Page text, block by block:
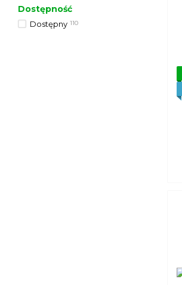
Dostępność
Dostępny 110